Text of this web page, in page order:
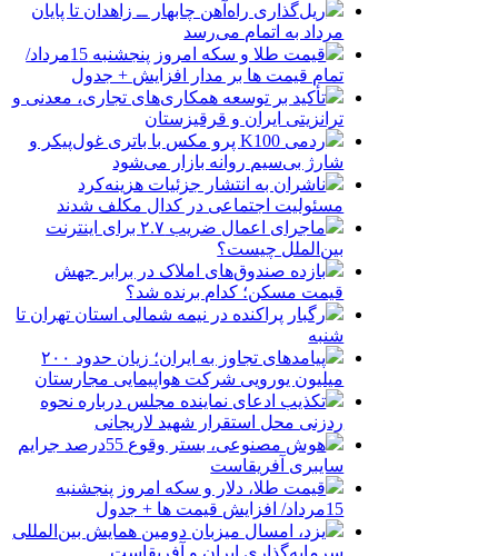
ریل‌گذاری راه‌آهن چابهار ــ زاهدان تا پایان
مرداد به اتمام می‌رسد
قیمت طلا و سکه امروز پنجشنبه 15مرداد/
تمام قیمت ها بر مدار افزایش + جدول
تأکید بر توسعه همکاری‌های تجاری، معدنی و
ترانزیتی ایران و قرقیزستان
ردمی K100 پرو مکس با باتری غول‌پیکر و
شارژ بی‌سیم روانه بازار می‌شود
ناشران به انتشار جزئیات هزینه‌کرد
مسئولیت اجتماعی در کدال مکلف شدند
ماجرای اعمال ضریب ۲.۷ برای اینترنت
بین‌الملل چیست؟
بازده صندوق‌های املاک در برابر جهش
قیمت مسکن؛ کدام برنده شد؟
رگبار پراکنده در نیمه شمالی استان تهران تا
شنبه
پیامدهای تجاوز به ایران؛ زیان حدود ۲۰۰
میلیون یورویی شرکت هواپیمایی مجارستان
تکذیب ادعای نماینده مجلس درباره نحوه
ردزنی محل استقرار شهید لاریجانی
هوش مصنوعی، بستر وقوع 55درصد جرایم
سایبری آفریقاست
قیمت طلا، دلار و سکه امروز پنجشنبه
15مرداد/ افزایش قیمت ها + جدول
یزد، امسال میزبان دومین همایش بین‌المللی